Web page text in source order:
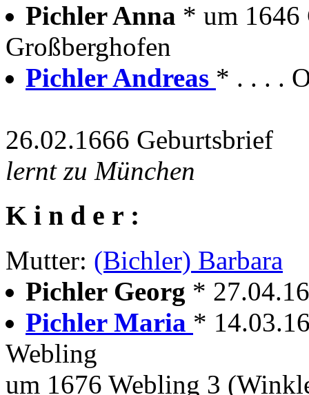
Pichler Anna * um 1646
Großberghofen
Pichler Andreas * . . . .
26.02.1666 Geburtsbrief
lernt zu München
K i n d e r :
Mutter: (Bichler) Barbara
Pichler Georg *
Pichler Maria *
Webling
um 1676 Webling 3